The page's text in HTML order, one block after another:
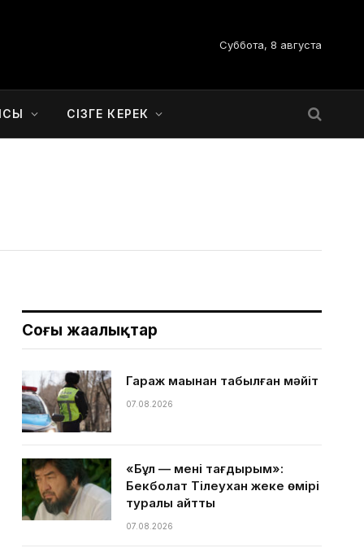
Суббота, 8 августа
СІЗГЕ КЕРЕК
Соңғы жаңалықтар
Гараж маңынан табылған мәйіт
07.08.2026
«Бұл — менің тағдырым»:
Бекболат Тілеухан жеке өмірі
туралы айтты
07.08.2026